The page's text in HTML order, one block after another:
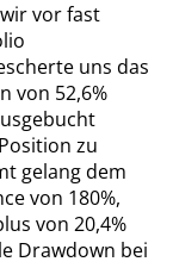
vor fast
uns das
von 52,6%
zu
gelang dem
von 180%,
von 20,4%
Drawdown bei